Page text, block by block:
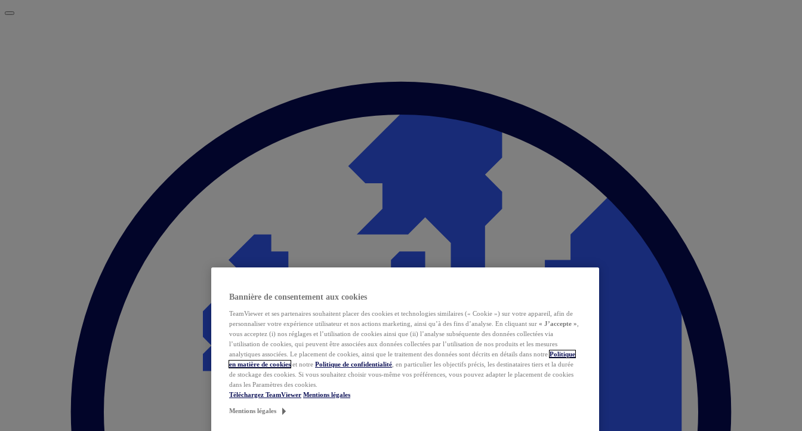
Bannière de consentement aux cookies
TeamViewer et ses partenaires souhaitent placer des cookies et technologies similaires (« Cookie ») sur votre appareil, afin de
personnaliser votre expérience utilisateur et nos actions marketing, ainsi qu’à des fins d’analyse. En cliquant sur « J’accepte »
vous acceptez (i) nos réglages et l’utilisation de cookies ainsi que (ii) l’analyse subséquente des données collectées via
l’utilisation de cookies, qui peuvent être associées aux données collectées par l’utilisation de nos produits et les mesures
analytiques associées. Le placement de cookies, ainsi que le traitement des données sont décrits en détails dans notre Politique
en matière de cookies et notre Politique de confidentialité , en particulier les objectifs précis, les destinataires tiers et la durée
de stockage des cookies. Si vous souhaitez choisir vous-même vos préférences, vous pouvez adapter le placement de cookies
dans les Paramètres des cookies.
Téléchargez TeamViewer Mentions légales
Mentions légales